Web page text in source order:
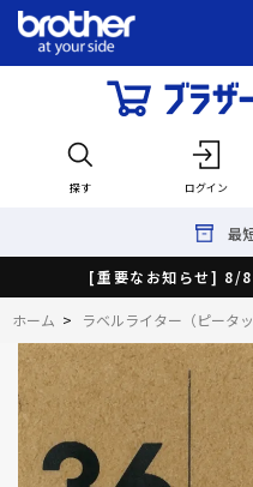
探す ログイン
最
[重要なお知らせ] 8/
ホーム > ラベルライター（ピータッ